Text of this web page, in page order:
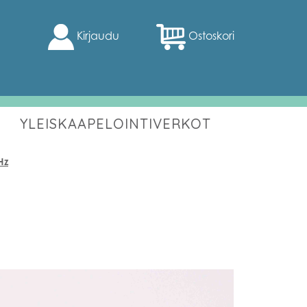
Kirjaudu Ostoskori
YLEISKAAPELOINTIVERKOT